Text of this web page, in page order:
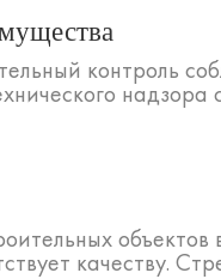
контроль
надзора
качеству.